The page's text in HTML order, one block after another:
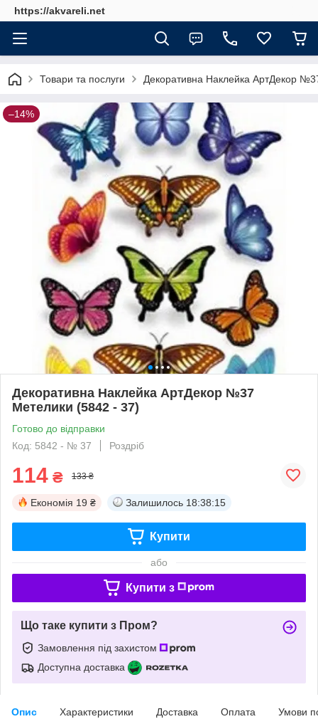
https://akvareli.net
Товари та послуги Декоративна Наклейка АртДекор
–14%
Декоративна Наклейка АртДекор №37
Метелики (5842 - 37)
Готово до відправки
Код: 5842 - № 37
Роздріб
114 ₴ 133 ₴
Економія 19 ₴ Залишилось 18:38:14
Купити
або
Купити з
Що таке купити з Пром?
Замовлення під захистом
Доступна доставка
Опис Характеристики Доставка Оплата Умови